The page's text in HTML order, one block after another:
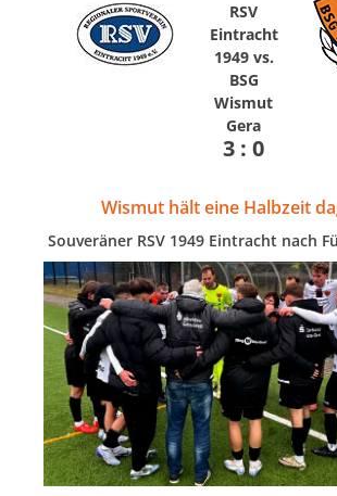
RSV
Eintracht
1949 vs.
BSG
Wismut
Gera
3 : 0
Wismut hält eine Halbzeit
Souveräner RSV 1949 Eintracht nach